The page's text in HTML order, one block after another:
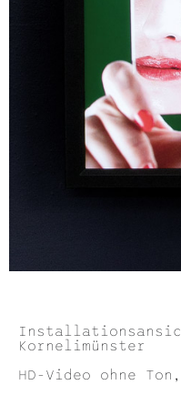
Kornelimünster
HD-Video ohne